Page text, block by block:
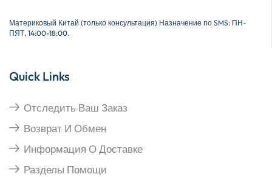
Материковый Китай (только консультация) Назначение по SMS: ПН-
ПЯТ, 14:00-18:00.
Quick Links
Отследить Ваш Заказ
Возврат И Обмен
Информация О Доставке
Разделы Помощи